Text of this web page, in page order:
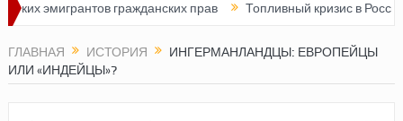
гражданских прав Топливный кризис в России
ГЛАВНАЯ ИСТОРИЯ
ИНГЕРМАНЛАНДЦЫ: ЕВРОПЕЙЦЫ
ИЛИ «ИНДЕЙЦЫ»?